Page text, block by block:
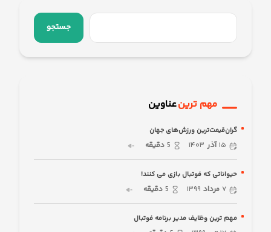
جستجو
مهم ترینعناوین
گران‌قیمت‌ترین ورزش‌های جهان
۱۵ آذر ۱۴۰۳ 5 دقیقه
حیواناتی که فوتبال بازی می کنند!
۷ مرداد ۱۳۹۹ 5 دقیقه
مهم ترین وظایف مدیر برنامه فوتبال